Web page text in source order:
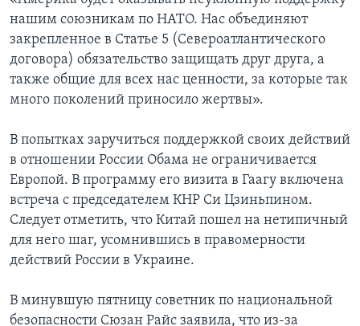
нашим союзникам по НАТО. Нас объединяют
закрепленное в Статье 5 (Североатлантического
договора) обязательство защищать друг друга, а
также общие для всех нас ценности, за которые так
много поколений приносило жертвы».
В попытках заручиться поддержкой своих действий
в отношении России Обама не ограничивается
Европой. В программу его визита в Гаагу включена
встреча с председателем КНР Си Цзиньпином.
Следует отметить, что Китай пошел на нетипичный
для него шаг, усомнившись в правомерности
действий России в Украине.
В минувшую пятницу советник по национальной
безопасности Сюзан Райс заявила, что из-за